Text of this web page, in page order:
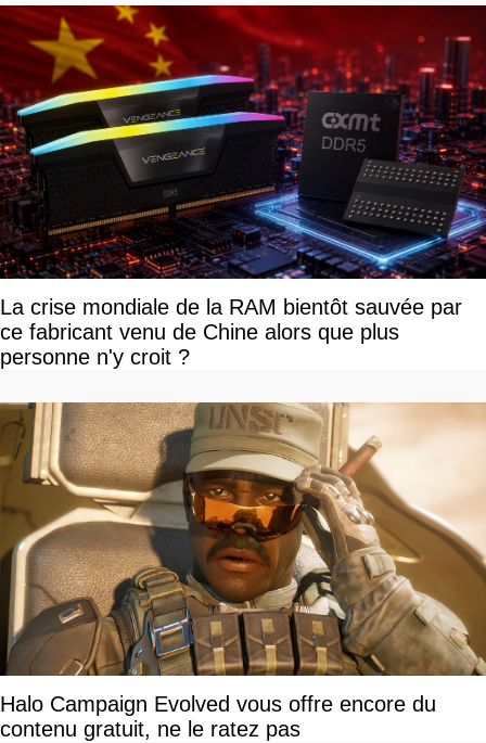
La crise mondiale de la RAM bientôt sauvée par
ce fabricant venu de Chine alors que plus
personne n'y croit ?
Halo Campaign Evolved vous offre encore du
contenu gratuit, ne le ratez pas